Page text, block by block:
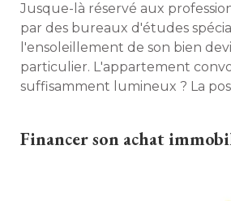
Jusque-là réservé aux
par des bureaux d'études
l'ensoleillement de son bien
particulier. L'appartement
suffisamment lumineux ? La
Financer son achat